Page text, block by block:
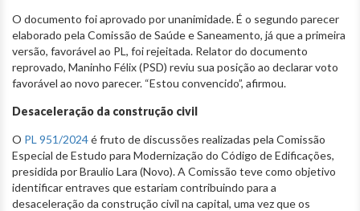
O documento foi aprovado por unanimidade. É o segundo parecer
elaborado pela Comissão de Saúde e Saneamento, já que a primeira
versão, favorável ao PL, foi rejeitada. Relator do documento
reprovado, Maninho Félix (PSD) reviu sua posição ao declarar voto
favorável ao novo parecer. “Estou convencido”, afirmou.
Desaceleração da construção civil
O PL 951/2024é fruto de discussões realizadas pela Comissão
Especial de Estudo para Modernização do Código de Edificações,
presidida por Braulio Lara (Novo). A Comissão teve como objetivo
identificar entraves que estariam contribuindo para a
desaceleração da construção civil na capital, uma vez que os